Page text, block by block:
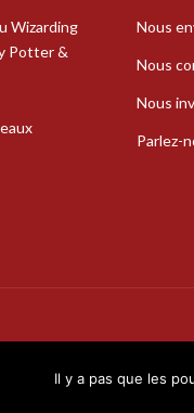
Wizarding
Potter &
Nous
Nous
Nous
Parlez-
Il y a pas que les